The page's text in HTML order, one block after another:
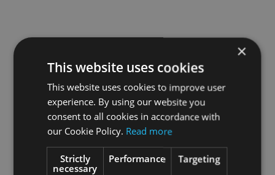
×
This website uses cookies
This website uses cookies to improve user
experience. By using our website you
consent to all cookies in accordance with
our Cookie Policy. Read more
Strictly
necessary
Performance Targeting